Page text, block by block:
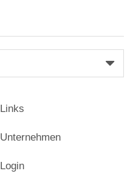
Links
Unternehmen
Login